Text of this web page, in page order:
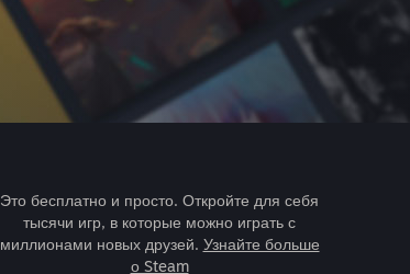
Это бесплатно и просто. Откройте для себя
тысячи игр, в которые можно играть с
миллионами новых друзей. Узнайте больше
о Steam